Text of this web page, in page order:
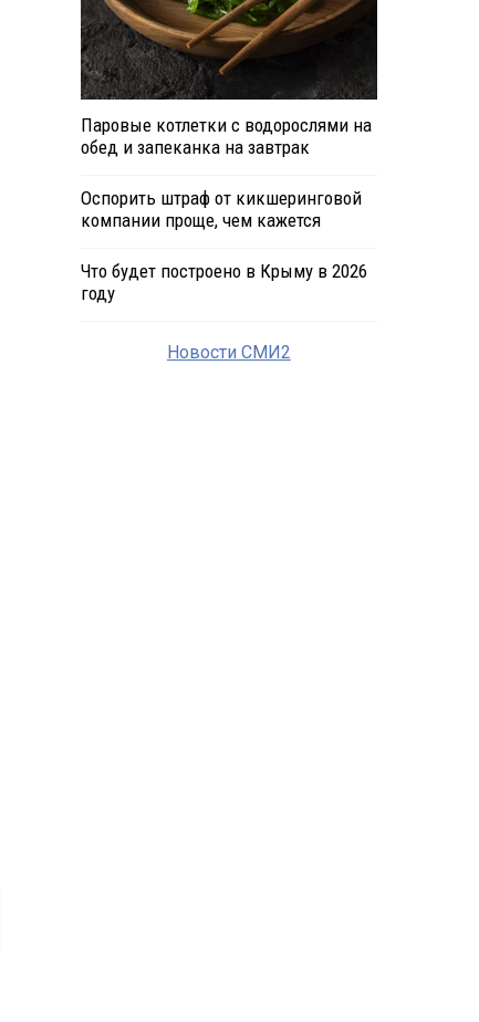
Паровые котлетки с водорослями на
обед и запеканка на завтрак
Оспорить штраф от кикшеринговой
компании проще, чем кажется
Что будет построено в Крыму в 2026
году
Новости СМИ2